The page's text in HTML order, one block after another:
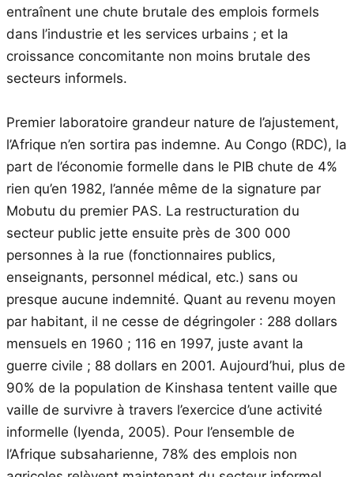
entraînent une chute brutale des emplois formels
dans l’industrie et les services urbains ; et la
croissance concomitante non moins brutale des
secteurs informels.
Premier laboratoire grandeur nature de l’ajustement,
l’Afrique n’en sortira pas indemne. Au Congo (RDC), la
part de l’économie formelle dans le PIB chute de 4%
rien qu’en 1982, l’année même de la signature par
Mobutu du premier PAS. La restructuration du
secteur public jette ensuite près de 300 000
personnes à la rue (fonctionnaires publics,
enseignants, personnel médical, etc.) sans ou
presque aucune indemnité. Quant au revenu moyen
par habitant, il ne cesse de dégringoler : 288 dollars
mensuels en 1960 ; 116 en 1997, juste avant la
guerre civile ; 88 dollars en 2001. Aujourd’hui, plus de
90% de la population de Kinshasa tentent vaille que
vaille de survivre à travers l’exercice d’une activité
informelle (Iyenda, 2005). Pour l’ensemble de
l’Afrique subsaharienne, 78% des emplois non